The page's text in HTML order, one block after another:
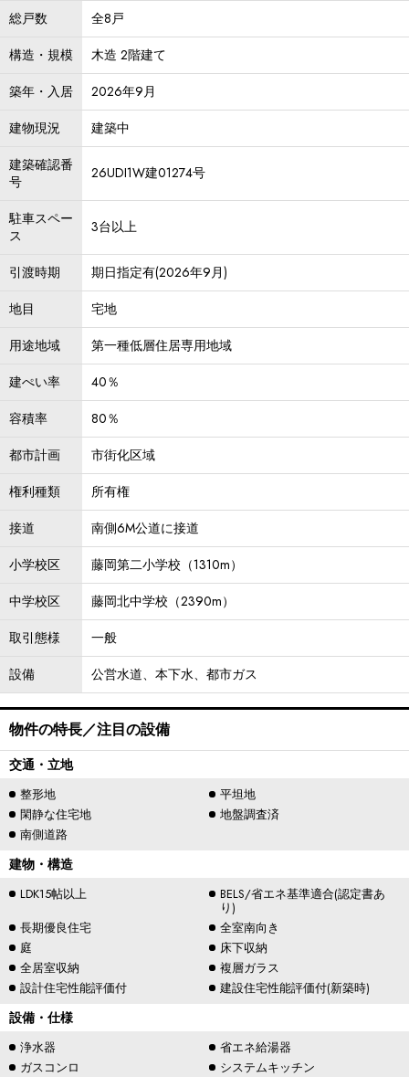
総戸数
全8戸
構造・規模
木造 2階建て
築年・入居
2026年9月
建物現況
建築中
建築確認番
号
26UDI1W建01274号
駐車スペー
ス
3台以上
引渡時期
期日指定有(2026年9月)
地目
宅地
用途地域
第一種低層住居専用地域
建ぺい率
40％
容積率
80％
都市計画
市街化区域
権利種類
所有権
接道
南側6M公道に接道
小学校区
藤岡第二小学校（1310m）
中学校区
藤岡北中学校（2390m）
取引態様
一般
設備
公営水道、本下水、都市ガス
物件の特長／注目の設備
交通・立地
整形地
平坦地
閑静な住宅地
地盤調査済
南側道路
建物・構造
LDK15帖以上 BELS/省エネ基準適合(認定書あ
り)
長期優良住宅
全室南向き
庭
床下収納
全居室収納
複層ガラス
設計住宅性能評価付
建設住宅性能評価付(新築時)
設備・仕様
浄水器
省エネ給湯器
ガスコンロ
システムキッチン